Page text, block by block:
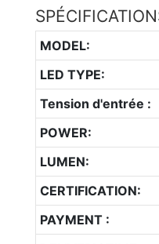
MODEL:
LED TYPE:
Tension d'entrée :
POWER:
LUMEN:
CERTIFICATION:
PAYMENT :